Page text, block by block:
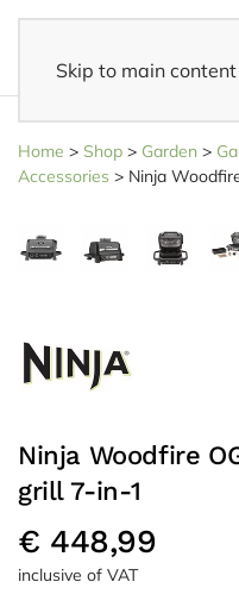
Skip to main content
Home > Shop > Garden >
Accessories > Ninja
Ninja Woodfire
grill 7-in-1
€ 448,99
inclusive of VAT